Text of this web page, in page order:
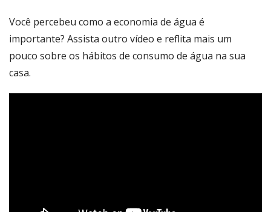
Você percebeu como a economia de água é
importante? Assista outro vídeo e reflita mais um
pouco sobre os hábitos de consumo de água na sua
casa.